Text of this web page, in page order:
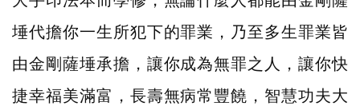
埵代擔你一生所犯下的罪業，乃至多生罪業皆
由金剛薩埵承擔，讓你成為無罪之人，讓你快
捷幸福美滿富，長壽無病常豐饒，智慧功夫大